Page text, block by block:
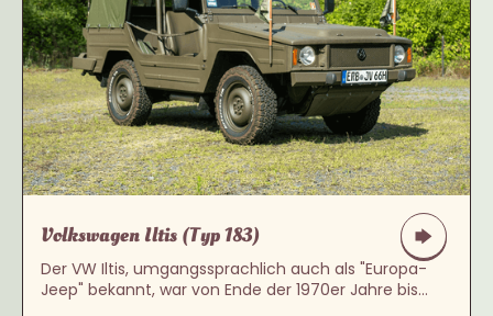
Volkswagen Iltis (Typ 183)
Der VW Iltis, umgangssprachlich auch als "Europa-
Jeep" bekannt, war von Ende der 1970er Jahre bis